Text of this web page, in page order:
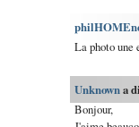
La photo
Unknowna
Bonjour,